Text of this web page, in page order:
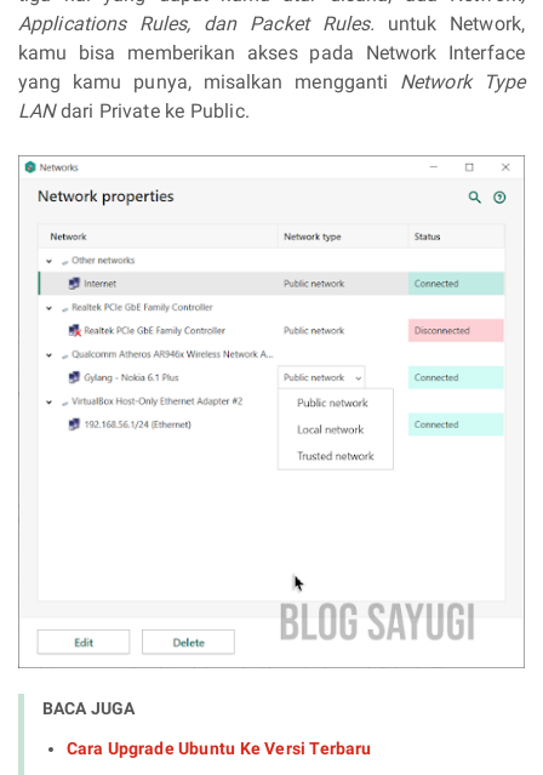
Applications Rules, dan Packet Rules. untuk Network,
kamu bisa memberikan akses pada Network Interface
yang kamu punya, misalkan mengganti Network Type
LANdari Private ke Public.
BACA JUGA
Cara Upgrade Ubuntu Ke Versi Terbaru